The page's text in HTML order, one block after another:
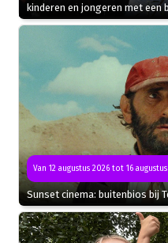
kinderen en jongeren met een
Van 12 augustus 2026 tot 16
Sunset cinema: buitenbios bij